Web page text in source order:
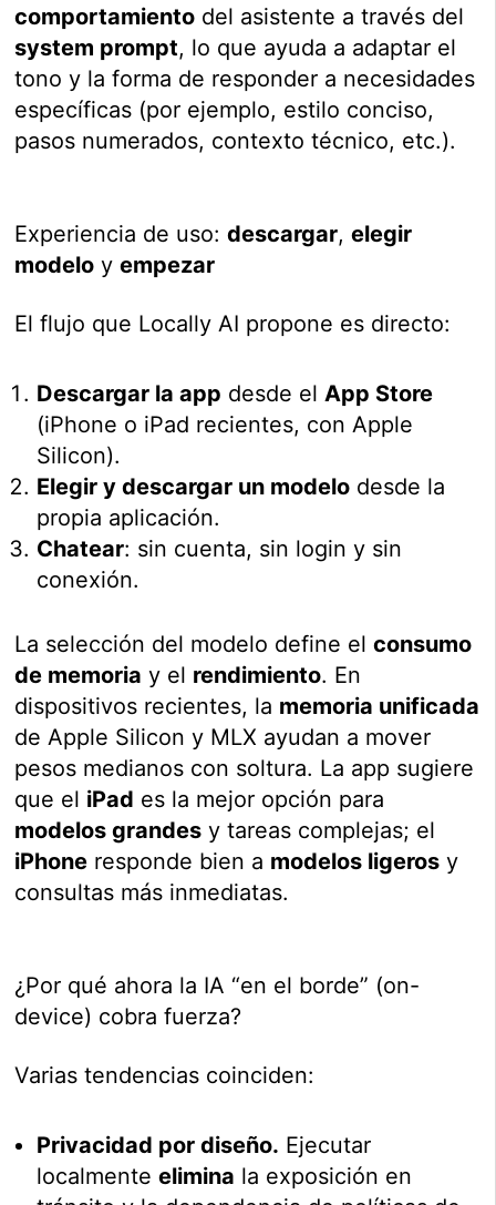
comportamiento del asistente a través del
system prompt, lo que ayuda a adaptar el
tono y la forma de responder a necesidades
específicas (por ejemplo, estilo conciso,
pasos numerados, contexto técnico, etc.).
Experiencia de uso:descargar,elegir
modelo yempezar
El flujo que Locally AI propone es directo:
Descargar la app desde el App Store
(iPhone o iPad recientes, con Apple
Silicon).
Elegir y descargar un modelo desde la
propia aplicación.
Chatear: sin cuenta, sin login y sin
conexión.
La selección del modelo define elconsumo
de memoria y el rendimiento. En
dispositivos recientes, la memoria unificada
de Apple Silicon y MLX ayudan a mover
pesos medianos con soltura. La app sugiere
que el iPad es la mejor opción para
modelos grandes y tareas complejas; el
iPhone responde bien a modelos ligeros y
consultas más inmediatas.
¿Por qué ahora la IA “en el borde” (on-
device) cobra fuerza?
Varias tendencias coinciden:
Privacidad por diseño. Ejecutar
localmenteelimina la exposición en